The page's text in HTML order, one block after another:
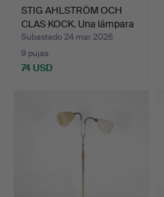
STIG AHLSTRÖM OCH
CLAS KOCK. Una lámpara
d…
Subastado 24 mar 2026
9 pujas
74 USD